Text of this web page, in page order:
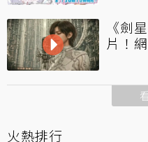
《劍
片！
火熱排行